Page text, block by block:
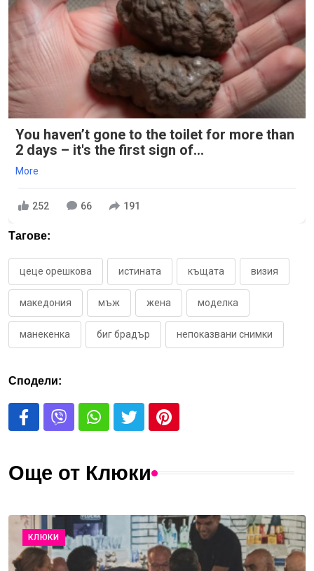
You haven’t gone to the toilet for more than
2 days – it's the first sign of...
More
252 66 191
Тагове:
цеце орешкова истината къщата визия
македония мъж жена моделка
манекенка биг брадър непоказвани снимки
Сподели:
Още от Клюки
КЛЮКИ